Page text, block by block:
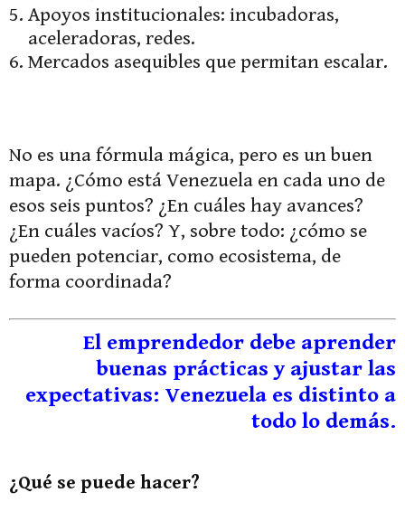
Apoyos institucionales: incubadoras,
aceleradoras, redes.
Mercados asequibles que permitan escalar.
No es una fórmula mágica, pero es un buen
mapa. ¿Cómo está Venezuela en cada uno de
esos seis puntos? ¿En cuáles hay avances?
¿En cuáles vacíos? Y, sobre todo: ¿cómo se
pueden potenciar, como ecosistema, de
forma coordinada?
El emprendedor debe aprender
buenas prácticas y ajustar las
expectativas: Venezuela es distinto a
todo lo demás.
¿Qué se puede hacer?